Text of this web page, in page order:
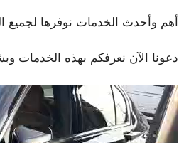
أهم وأحدث الخدمات نوفرها لجميع
دعونا الآن نعرفكم بهذه الخدمات
مشغل
الفيديو